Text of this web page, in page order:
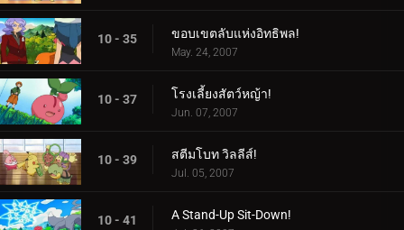
10 - 35 ขอบเขตลับแห่งอิทธิพล!
May. 24, 2007
10 - 37 โรงเลี้ยงสัตว์หญ้า!
Jun. 07, 2007
10 - 39 สตีมโบท วิลลีส์!
Jul. 05, 2007
10 - 41 A Stand-Up Sit-Down!